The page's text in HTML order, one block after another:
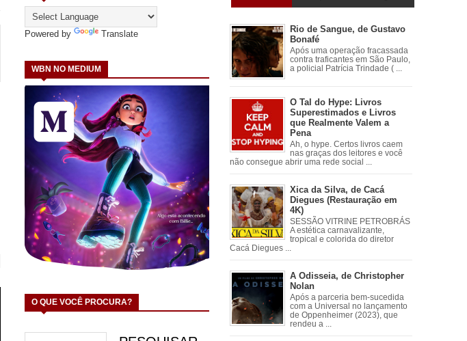
Powered by Translate
WBN NO MEDIUM
O QUE VOCÊ PROCURA?
Rio de Sangue, de Gustavo
Bonafé
Após uma operação fracassada
contra traficantes em São Paulo,
a policial Patrícia Trindade ( ...
O Tal do Hype: Livros
Superestimados e Livros
que Realmente Valem a
Pena
Ah, o hype. Certos livros caem
nas graças dos leitores e você
não consegue abrir uma rede social ...
Xica da Silva, de Cacá
Diegues (Restauração em
4K)
SESSÃO VITRINE PETROBRÁS
A estética carnavalizante,
tropical e colorida do diretor
Cacá Diegues ...
A Odisseia, de Christopher
Nolan
Após a parceria bem-sucedida
com a Universal no lançamento
de Oppenheimer (2023), que
rendeu a ...